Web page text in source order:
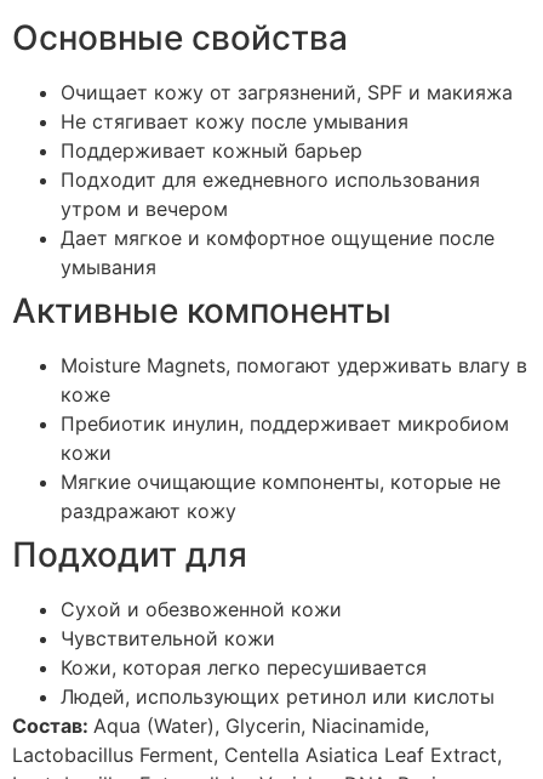
Основные свойства
Очищает кожу от загрязнений, SPF и макияжа
Не стягивает кожу после умывания
Поддерживает кожный барьер
Подходит для ежедневного использования
утром и вечером
Дает мягкое и комфортное ощущение после
умывания
Активные компоненты
Moisture Magnets, помогают удерживать влагу в
коже
Пребиотик инулин, поддерживает микробиом
кожи
Мягкие очищающие компоненты, которые не
раздражают кожу
Подходит для
Сухой и обезвоженной кожи
Чувствительной кожи
Кожи, которая легко пересушивается
Людей, использующих ретинол или кислоты
Состав: Aqua (Water), Glycerin, Niacinamide,
Lactobacillus Ferment, Centella Asiatica Leaf Extract,